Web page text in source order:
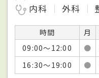
内科
外科
時間 月
09:00～12:00
●
16:30～19:00
●